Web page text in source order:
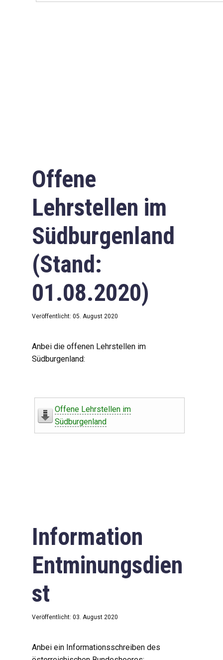
Offene
Lehrstellen im
Südburgenland
(Stand:
01.08.2020)
Veröffentlicht: 05. August 2020
Anbei die offenen Lehrstellen im
Südburgenland:
Offene Lehrstellen im
Südburgenland
Information
Entminungsdien
st
Veröffentlicht: 03. August 2020
Anbei ein Informationsschreiben des